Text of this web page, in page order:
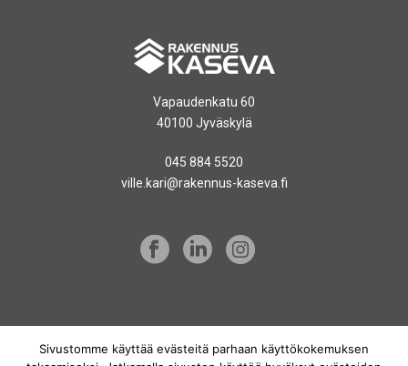
Vapaudenkatu 60
40100 Jyväskylä
045 884 5520
ville.kari@rakennus-kaseva.fi
Sivustomme käyttää evästeitä parhaan käyttökokemuksen